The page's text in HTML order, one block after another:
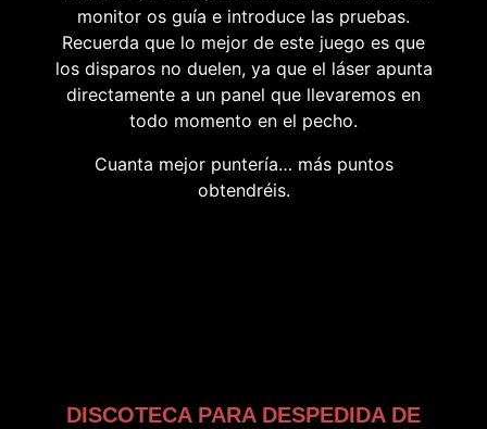
monitor os guía e introduce las pruebas.
Recuerda que lo mejor de este juego es que
los disparos no duelen, ya que el láser apunta
directamente a un panel que llevaremos en
todo momento en el pecho.
Cuanta mejor puntería… más puntos
obtendréis.
DISCOTECA PARA DESPEDIDA DE